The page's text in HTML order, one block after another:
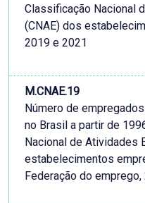
Classificação Nacional
(CNAE) dos
2019 e 2021
M.CNAE.19
Número de
no Brasil a partir de
Nacional de Atividades
estabelecimentos
Federação do